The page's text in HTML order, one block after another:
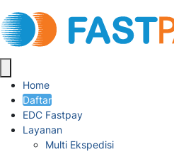
Home
Daftar
EDC Fastpay
Layanan
Multi Ekspedisi